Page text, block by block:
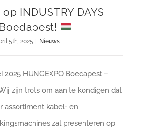
INDUSTRY DAYS
5th, 2025 Nieuws
2025 HUNGEXPO Boedapest –
zijn trots om aan te kondigen dat
assortiment kabel- en
zal presenteren op